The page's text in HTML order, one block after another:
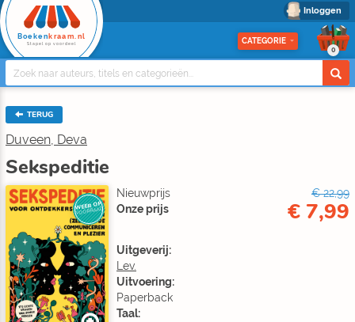
Inloggen
Boeken kraam.nl
Stapel op voordeel CATEGORIE
0
TERUG
Duveen, Deva
Sekspeditie
WEER OP
VOORRAAD
Nieuwprijs
€ 22,99
Onze prijs
€ 7,99
Uitgeverij:
Lev.
Uitvoering:
Paperback
Taal: